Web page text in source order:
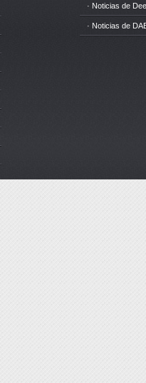
· Noticias de
· Noticias de